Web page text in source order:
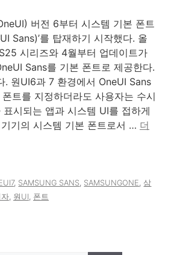
버전 6부터 시스템 기본 폰트
Sans)’를 탑재하기 시작했다. 올
시리즈와 4월부터 업데이트가
Sans를 기본 폰트로 제공한다.
. 원UI6과 7 환경에서 OneUI Sans
폰트를 지정하더라도 사용자는 수시
시되는 앱과 시스템 UI를 접하게
기의 시스템 기본 폰트로서 … 더
, SAMSUNG SANS, SAMSUNGONE, 삼
, 원UI, 폰트